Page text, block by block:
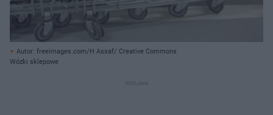
Autor: freeimages.com/H Assaf/ Creative Commons
Wózki sklepowe